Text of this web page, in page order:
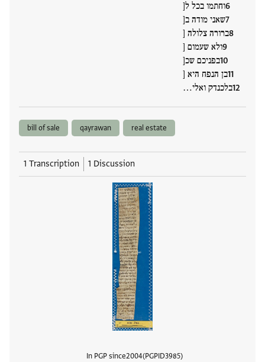
וחתמו בכל ל[
שאני מודה ב[
ברורה צלולה [
ולא שעמום [
בפניכם שכ[
בן הנפח היא [
בלכנדק ואלי…
bill of sale qayrawan real estate
1 Transcription 1 Discussion
In PGP since2004 PGPID3985